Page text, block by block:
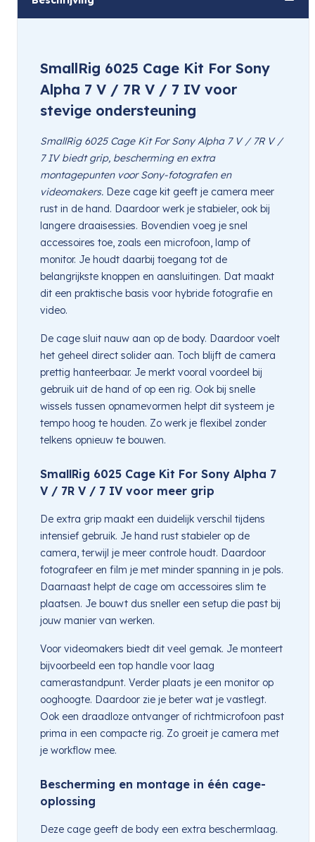
SmallRig 6025 Cage Kit For Sony
Alpha 7 V / 7R V / 7 IV voor
stevige ondersteuning
SmallRig 6025 Cage Kit For Sony Alpha 7 V / 7R V /
7 IV biedt grip, bescherming en extra
montagepunten voor Sony-fotografen en
videomakers. Deze cage kit geeft je camera meer
rust in de hand. Daardoor werk je stabieler, ook bij
langere draaisessies. Bovendien voeg je snel
accessoires toe, zoals een microfoon, lamp of
monitor. Je houdt daarbij toegang tot de
belangrijkste knoppen en aansluitingen. Dat maakt
dit een praktische basis voor hybride fotografie en
video.
De cage sluit nauw aan op de body. Daardoor voelt
het geheel direct solider aan. Toch blijft de camera
prettig hanteerbaar. Je merkt vooral voordeel bij
gebruik uit de hand of op een rig. Ook bij snelle
wissels tussen opnamevormen helpt dit systeem je
tempo hoog te houden. Zo werk je flexibel zonder
telkens opnieuw te bouwen.
SmallRig 6025 Cage Kit For Sony Alpha 7
V / 7R V / 7 IV voor meer grip
De extra grip maakt een duidelijk verschil tijdens
intensief gebruik. Je hand rust stabieler op de
camera, terwijl je meer controle houdt. Daardoor
fotografeer en film je met minder spanning in je pols.
Daarnaast helpt de cage om accessoires slim te
plaatsen. Je bouwt dus sneller een setup die past bij
jouw manier van werken.
Voor videomakers biedt dit veel gemak. Je monteert
bijvoorbeeld een top handle voor laag
camerastandpunt. Verder plaats je een monitor op
ooghoogte. Daardoor zie je beter wat je vastlegt.
Ook een draadloze ontvanger of richtmicrofoon past
prima in een compacte rig. Zo groeit je camera met
je workflow mee.
Bescherming en montage in één cage-
oplossing
Deze cage geeft de body een extra beschermlaag.